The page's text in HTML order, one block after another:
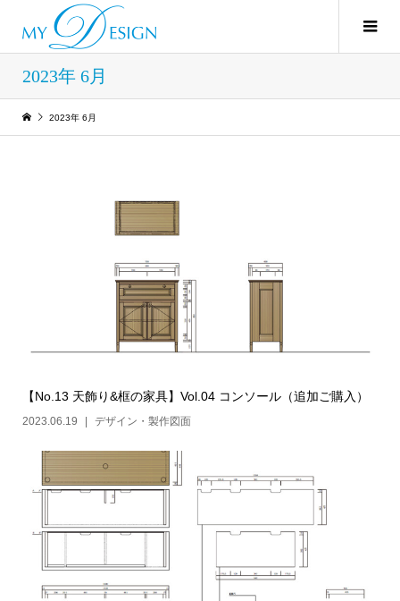
2023年 6月
2023年 6月
【No.13 天飾り&框の家具】Vol.04 コンソール（追加ご購入）
2023.06.19 デザイン・製作図面